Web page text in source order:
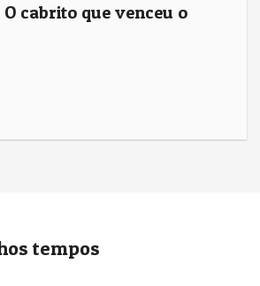
cabrito que venceu o
tempos